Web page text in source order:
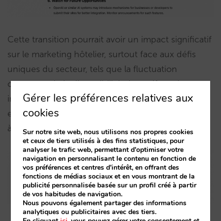
Cette transition pourrait avoir un impact significatif
sur le marketing hôtelier, surtout face aux défis
uniques du secteur, tels que la fluctuation
constante de la disponibilité, des tarifs et des
inventaires (ARI). À ce jour, l’IA ne montre que des
estimations de prix, mais cela va changer au fur et
à mesure.
Gérer les préférences relatives aux
cookies
Sur notre site web, nous utilisons nos propres cookies
et ceux de tiers utilisés à des fins statistiques, pour
analyser le trafic web, permettant d'optimiser votre
navigation en personnalisant le contenu en fonction de
vos préférences et centres d'intérêt, en offrant des
fonctions de médias sociaux et en vous montrant de la
publicité personnalisée basée sur un profil créé à partir
de vos habitudes de navigation.
Nous pouvons également partager des informations
analytiques ou publicitaires avec des tiers.